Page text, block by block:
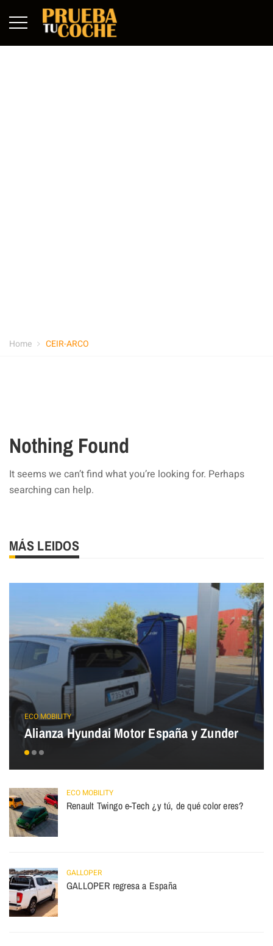
Home CEIR-ARCO
Nothing Found
It seems we can’t find what you’re looking for. Perhaps
searching can help.
MÁS LEIDOS
ECO MOBILITY
Alianza Hyundai Motor España y Zunder
ECO MOBILITY
Renault Twingo e-Tech ¿y tú, de qué color eres?
GALLOPER
GALLOPER regresa a España